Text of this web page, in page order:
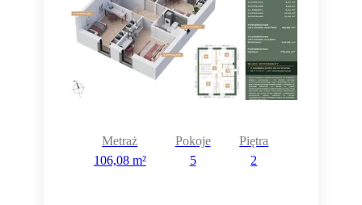
Metraż
106,08 m²
Pokoje
5
Piętra
2